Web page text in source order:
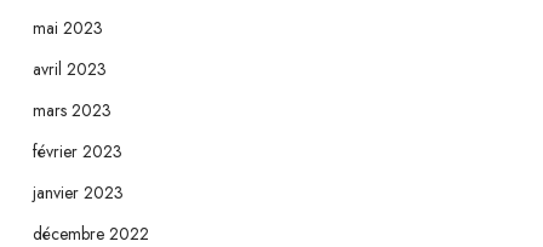
mai 2023
avril 2023
mars 2023
février 2023
janvier 2023
décembre 2022